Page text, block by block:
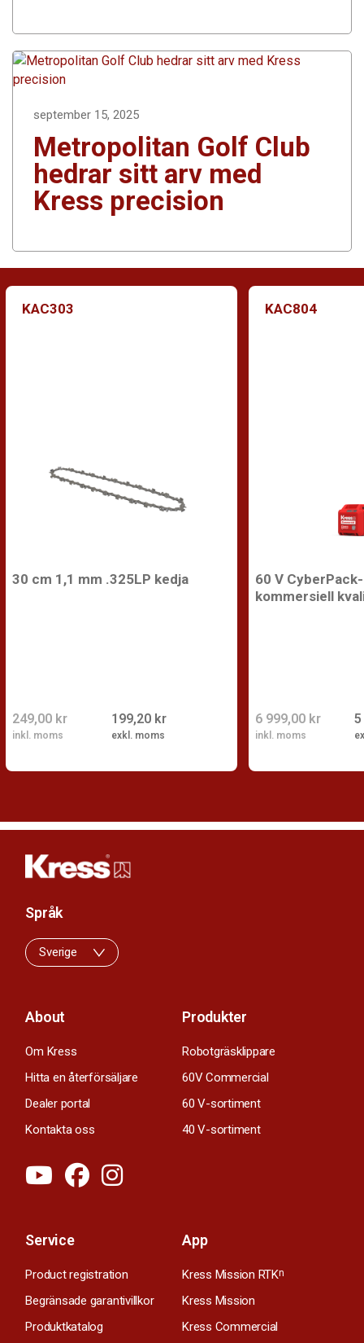
september 15, 2025
Metropolitan Golf Club
hedrar sitt arv med
Kress precision
KAC303
30 cm 1,1 mm .325LP kedja
199,20 kr
exkl. moms
249,00 kr
inkl. moms
KAC804
60 V
kommersiell
6 999,00 kr
inkl. moms
About
Om Kress
Hitta en återförsäljare
Dealer portal
Kontakta oss
Produkter
Robotgräsklippare
60V Commercial
60 V-sortiment
40 V-sortiment
Service
Product registration
Begränsade garantivillkor
Produktkatalog
App
Kress Mission RTKn
Kress Mission
Kress Commercial
Språk
Sverige